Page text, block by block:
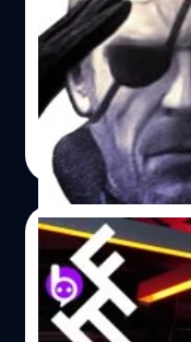
ต้องเจอในวงก
รวมเรื่องราวเจ็บโด
Wiwat Kerdsomjit|
Read More
10/06/2020
“คชา” พร้อมจ
“Gamerz